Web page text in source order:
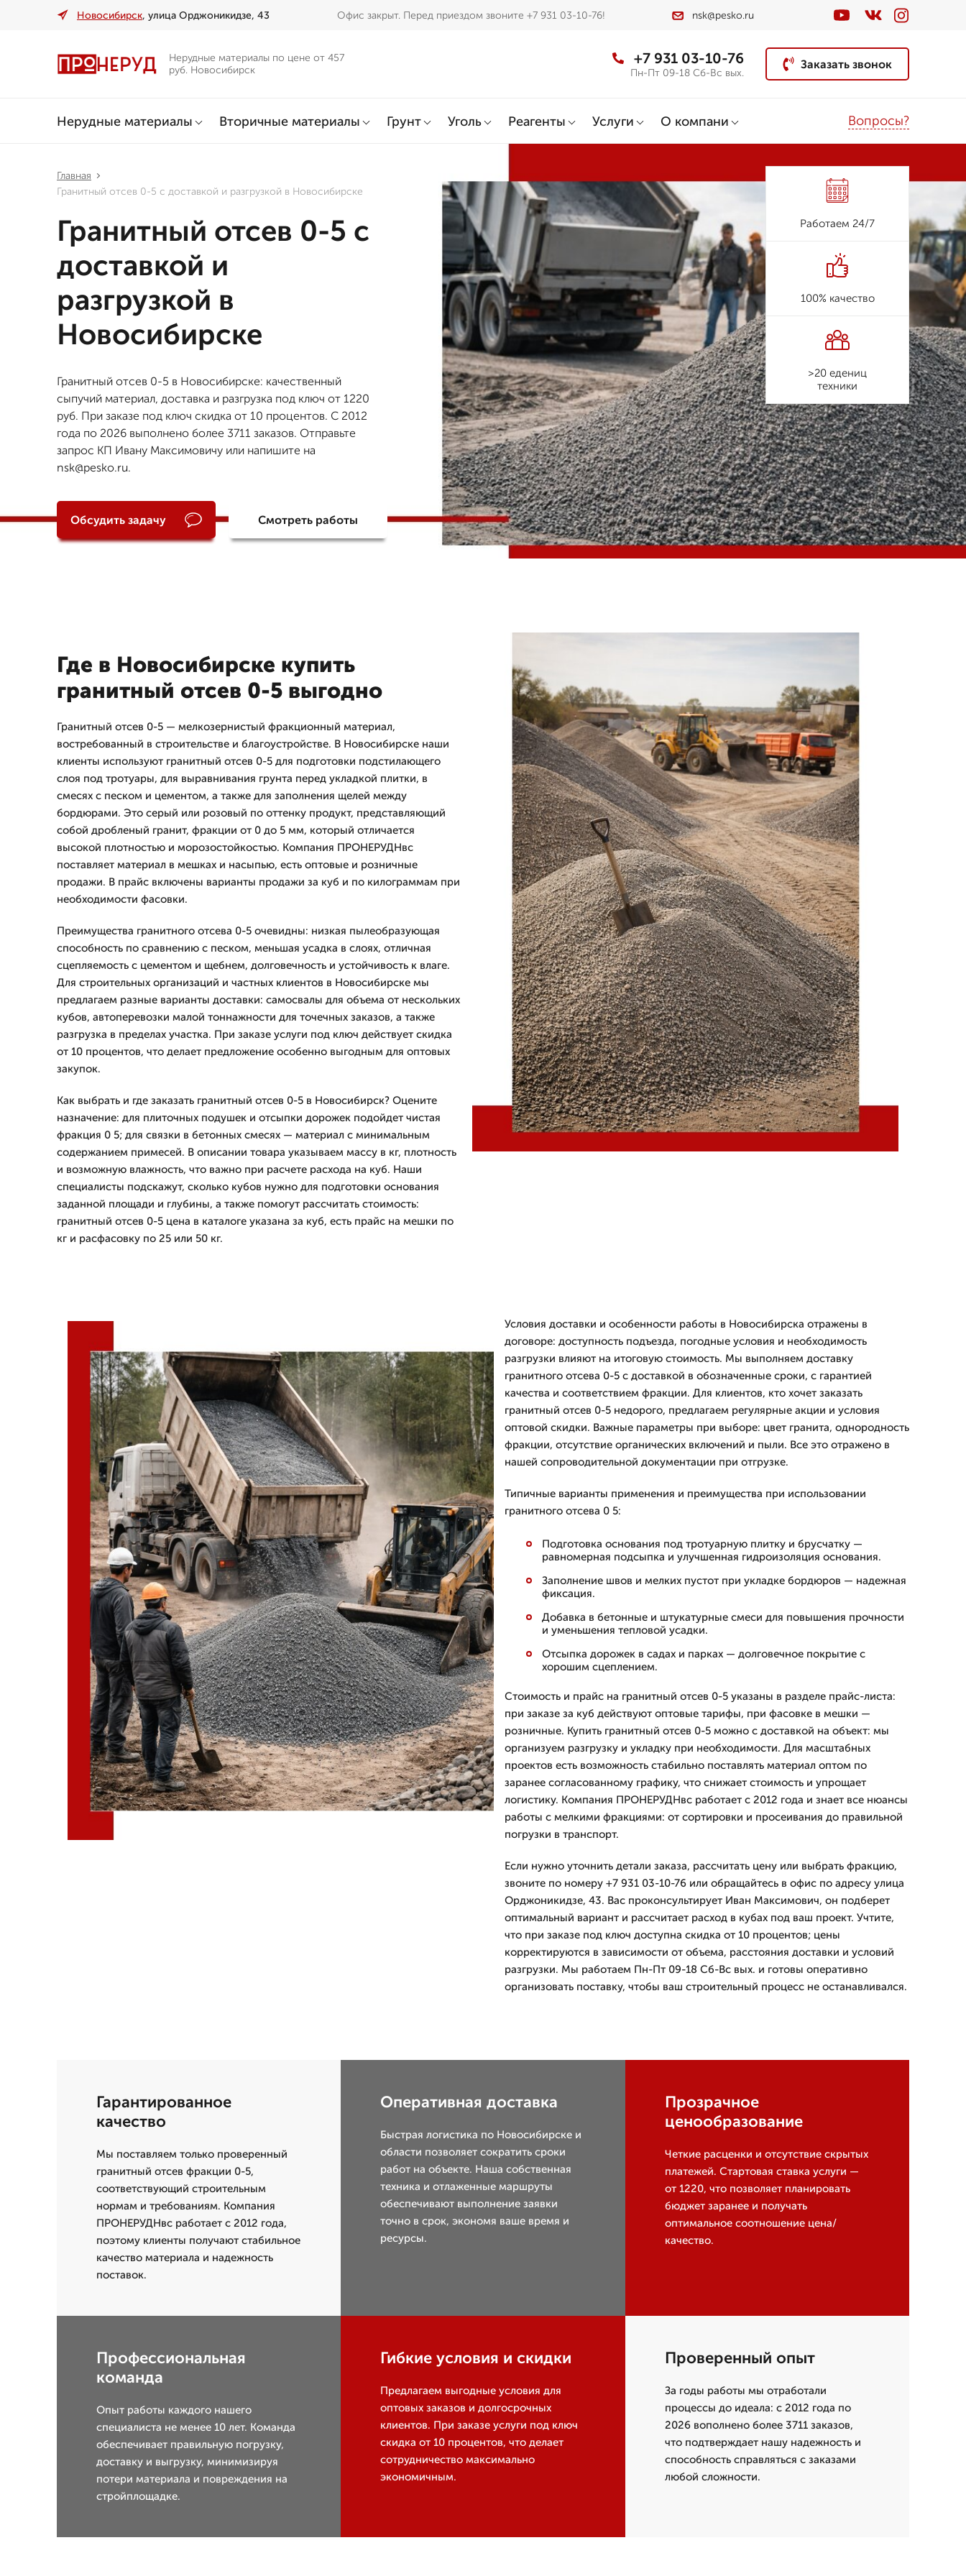
Новосибирск, улица Орджоникидзе, 43 Офис закрыт. Перед приездом звоните +7 931 03-10-76! nsk@pesko.ru
Нерудные материалы по цене от 457
руб. Новосибирск
+7 931 03-10-76
Пн-Пт 09-18 Сб-Вс вых.
Заказать звонок
Нерудные материалы Вторичные материалы Грунт Уголь Реагенты Услуги О компани Вопросы?
Главная
Гранитный отсев 0-5 с доставкой и разгрузкой в Новосибирске
Гранитный отсев 0-5 с
доставкой и
разгрузкой в
Новосибирске
Гранитный отсев 0-5 в Новосибирске: качественный
сыпучий материал, доставка и разгрузка под ключ от 1220
руб. При заказе под ключ скидка от 10 процентов. С 2012
года по 2026 выполнено более 3711 заказов. Отправьте
запрос КП Ивану Максимовичу или напишите на
nsk@pesko.ru.
Обсудить задачу Смотреть работы
Работаем 24/7
100% качество
>20 едениц
техники
Где в Новосибирске купить
гранитный отсев 0-5 выгодно
Гранитный отсев 0-5 — мелкозернистый фракционный материал,
востребованный в строительстве и благоустройстве. В Новосибирске наши
клиенты используют гранитный отсев 0-5 для подготовки подстилающего
слоя под тротуары, для выравнивания грунта перед укладкой плитки, в
смесях с песком и цементом, а также для заполнения щелей между
бордюрами. Это серый или розовый по оттенку продукт, представляющий
собой дробленый гранит, фракции от 0 до 5 мм, который отличается
высокой плотностью и морозостойкостью. Компания ПРОНЕРУДНвс
поставляет материал в мешках и насыпью, есть оптовые и розничные
продажи. В прайс включены варианты продажи за куб и по килограммам при
необходимости фасовки.
Преимущества гранитного отсева 0-5 очевидны: низкая пылеобразующая
способность по сравнению с песком, меньшая усадка в слоях, отличная
сцепляемость с цементом и щебнем, долговечность и устойчивость к влаге.
Для строительных организаций и частных клиентов в Новосибирске мы
предлагаем разные варианты доставки: самосвалы для объема от нескольких
кубов, автоперевозки малой тоннажности для точечных заказов, а также
разгрузка в пределах участка. При заказе услуги под ключ действует скидка
от 10 процентов, что делает предложение особенно выгодным для оптовых
закупок.
Как выбрать и где заказать гранитный отсев 0-5 в Новосибирск? Оцените
назначение: для плиточных подушек и отсыпки дорожек подойдет чистая
фракция 0 5; для связки в бетонных смесях — материал с минимальным
содержанием примесей. В описании товара указываем массу в кг, плотность
и возможную влажность, что важно при расчете расхода на куб. Наши
специалисты подскажут, сколько кубов нужно для подготовки основания
заданной площади и глубины, а также помогут рассчитать стоимость:
гранитный отсев 0-5 цена в каталоге указана за куб, есть прайс на мешки по
кг и расфасовку по 25 или 50 кг.
Условия доставки и особенности работы в Новосибирска отражены в
договоре: доступность подъезда, погодные условия и необходимость
разгрузки влияют на итоговую стоимость. Мы выполняем доставку
гранитного отсева 0-5 с доставкой в обозначенные сроки, с гарантией
качества и соответствием фракции. Для клиентов, кто хочет заказать
гранитный отсев 0-5 недорого, предлагаем регулярные акции и условия
оптовой скидки. Важные параметры при выборе: цвет гранита, однородность
фракции, отсутствие органических включений и пыли. Все это отражено в
нашей сопроводительной документации при отгрузке.
Типичные варианты применения и преимущества при использовании
гранитного отсева 0 5:
Подготовка основания под тротуарную плитку и брусчатку —
равномерная подсыпка и улучшенная гидроизоляция основания.
Заполнение швов и мелких пустот при укладке бордюров — надежная
фиксация.
Добавка в бетонные и штукатурные смеси для повышения прочности
и уменьшения тепловой усадки.
Отсыпка дорожек в садах и парках — долговечное покрытие с
хорошим сцеплением.
Стоимость и прайс на гранитный отсев 0-5 указаны в разделе прайс-листа:
при заказе за куб действуют оптовые тарифы, при фасовке в мешки —
розничные. Купить гранитный отсев 0-5 можно с доставкой на объект: мы
организуем разгрузку и укладку при необходимости. Для масштабных
проектов есть возможность стабильно поставлять материал оптом по
заранее согласованному графику, что снижает стоимость и упрощает
логистику. Компания ПРОНЕРУДНвс работает с 2012 года и знает все нюансы
работы с мелкими фракциями: от сортировки и просеивания до правильной
погрузки в транспорт.
Если нужно уточнить детали заказа, рассчитать цену или выбрать фракцию,
звоните по номеру +7 931 03-10-76 или обращайтесь в офис по адресу улица
Орджоникидзе, 43. Вас проконсультирует Иван Максимович, он подберет
оптимальный вариант и рассчитает расход в кубах под ваш проект. Учтите,
что при заказе под ключ доступна скидка от 10 процентов; цены
корректируются в зависимости от объема, расстояния доставки и условий
разгрузки. Мы работаем Пн-Пт 09-18 Сб-Вс вых. и готовы оперативно
организовать поставку, чтобы ваш строительный процесс не останавливался.
Гарантированное
качество
Мы поставляем только проверенный
гранитный отсев фракции 0-5,
соответствующий строительным
нормам и требованиям. Компания
ПРОНЕРУДНвс работает с 2012 года,
поэтому клиенты получают стабильное
качество материала и надежность
поставок.
Оперативная доставка
Быстрая логистика по Новосибирске и
области позволяет сократить сроки
работ на объекте. Наша собственная
техника и отлаженные маршруты
обеспечивают выполнение заявки
точно в срок, экономя ваше время и
ресурсы.
Прозрачное
ценообразование
Четкие расценки и отсутствие скрытых
платежей. Стартовая ставка услуги —
от 1220, что позволяет планировать
бюджет заранее и получать
оптимальное соотношение цена/
качество.
Профессиональная
команда
Опыт работы каждого нашего
специалиста не менее 10 лет. Команда
обеспечивает правильную погрузку,
доставку и выгрузку, минимизируя
потери материала и повреждения на
стройплощадке.
Гибкие условия и скидки
Предлагаем выгодные условия для
оптовых заказов и долгосрочных
клиентов. При заказе услуги под ключ
скидка от 10 процентов, что делает
сотрудничество максимально
экономичным.
Проверенный опыт
За годы работы мы отработали
процессы до идеала: с 2012 года по
2026 вополнено более 3711 заказов,
что подтверждает нашу надежность и
способность справляться с заказами
любой сложности.